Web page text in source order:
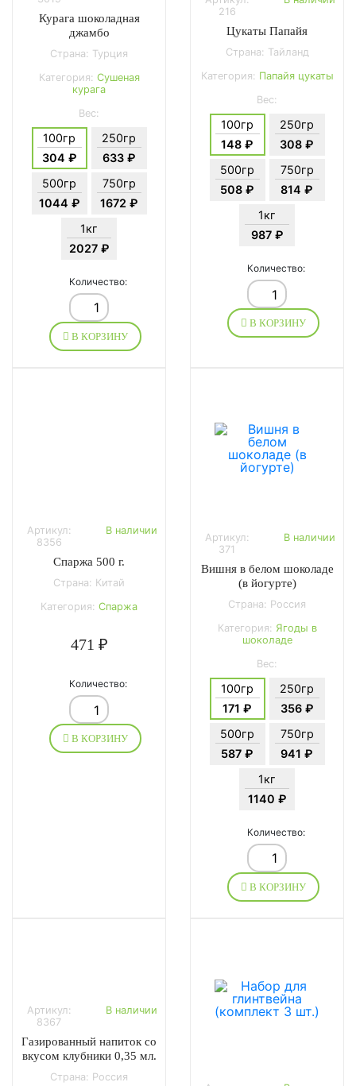
Курага шоколадная
джамбо
Страна: Турция
Категория: Сушеная
курага
Вес:
100гр
304 ₽
250гр
633 ₽
500гр
1044 ₽
750гр
1672 ₽
1кг
2027 ₽
Количество:
В КОРЗИНУ
216
Цукаты Папайя
Страна: Тайланд
Категория: Папайя цукаты
Вес:
100гр
148 ₽
250гр
308 ₽
500гр
508 ₽
750гр
814 ₽
1кг
987 ₽
Количество:
В КОРЗИНУ
Артикул:
8356
В наличии
Спаржа 500 г.
Страна: Китай
Категория: Спаржа
471 ₽
Количество:
В КОРЗИНУ
Артикул:
371
В наличии
Вишня в белом шоколаде
(в йогурте)
Страна: Россия
Категория: Ягоды в
шоколаде
Вес:
100гр
171 ₽
250гр
356 ₽
500гр
587 ₽
750гр
941 ₽
1кг
1140 ₽
Количество:
В КОРЗИНУ
Артикул:
8367
В наличии
Газированный напиток со
вкусом клубники 0,35 мл.
Страна: Россия